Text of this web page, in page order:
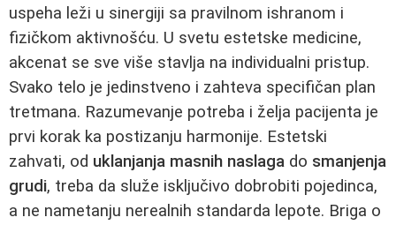
uspeha leži u sinergiji sa pravilnom ishranom i
fizičkom aktivnošću. U svetu estetske medicine,
akcenat se sve više stavlja na individualni pristup.
Svako telo je jedinstveno i zahteva specifičan plan
tretmana. Razumevanje potreba i želja pacijenta je
prvi korak ka postizanju harmonije. Estetski
zahvati, od uklanjanja masnih naslaga do smanjenja
grudi, treba da služe isključivo dobrobiti pojedinca,
a ne nametanju nerealnih standarda lepote. Briga o